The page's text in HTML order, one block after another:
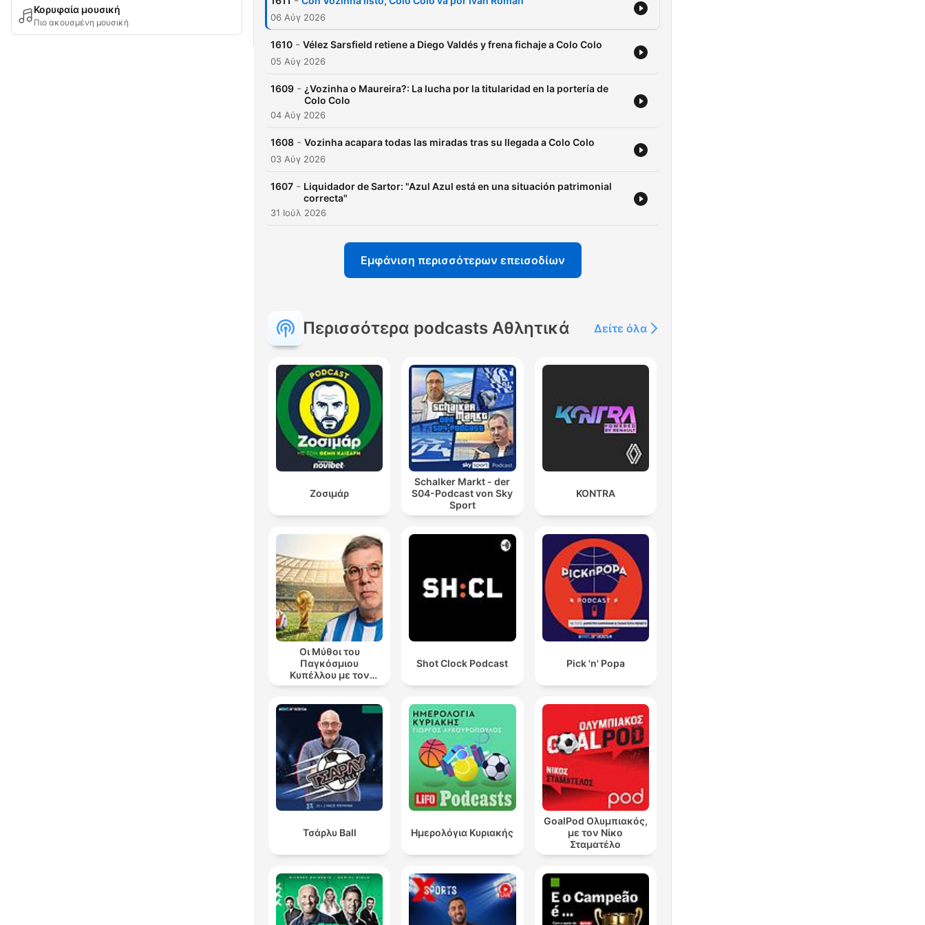
Κορυφαία μουσική
Πιο ακουσμένη μουσική 06 Αύγ 2026
1610 - Vélez Sarsfield retiene a Diego Valdés y frena fichaje a Colo Colo
05 Αύγ 2026
1609 - ¿Vozinha o Maureira?: La lucha por la titularidad en la portería de
Colo Colo
04 Αύγ 2026
1608 - Vozinha acapara todas las miradas tras su llegada a Colo Colo
03 Αύγ 2026
1607 - Liquidador de Sartor: "Azul Azul está en una situación patrimonial
correcta"
31 Ιούλ 2026
Εμφάνιση περισσότερων επεισοδίων
Περισσότερα podcasts Αθλητικά Δείτε όλα
Ζοσιμάρ
Schalker Markt - der
S04-Podcast von Sky
Sport
KONTRA
Οι Μύθοι του
Παγκόσμιου
Κυπέλλου με τον
Θανάση Λάλα
Shot Clock Podcast Pick 'n' Popa
Τσάρλυ Ball Ημερολόγια Κυριακής
GoalPod Ολυμπιακός,
με τον Νίκο
Σταματέλο